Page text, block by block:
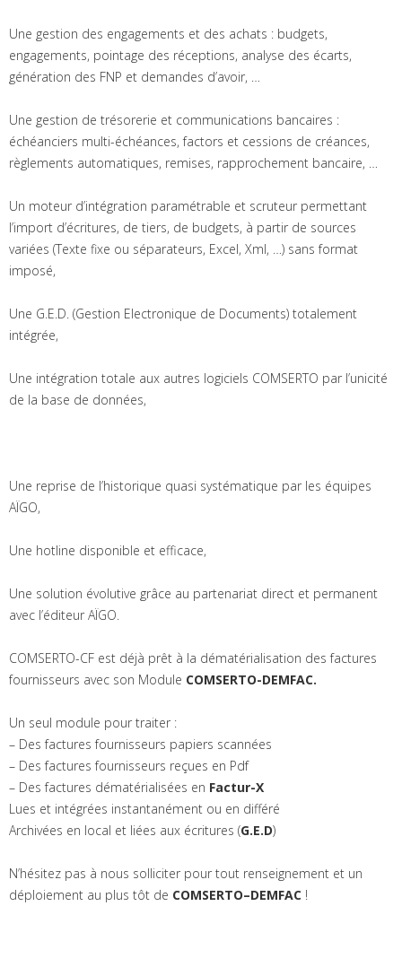
Une gestion des engagements et des achats : budgets,
engagements, pointage des réceptions, analyse des écarts,
génération des FNP et demandes d’avoir, …
Une gestion de trésorerie et communications bancaires :
échéanciers multi-échéances, factors et cessions de créances,
règlements automatiques, remises, rapprochement bancaire, …
Un moteur d’intégration paramétrable et scruteur permettant
l’import d’écritures, de tiers, de budgets, à partir de sources
variées (Texte fixe ou séparateurs, Excel, Xml, …) sans format
imposé,
Une G.E.D. (Gestion Electronique de Documents) totalement
intégrée,
Une intégration totale aux autres logiciels COMSERTO par l’unicité
de la base de données,
Une reprise de l’historique quasi systématique par les équipes
AÏGO,
Une hotline disponible et efficace,
Une solution évolutive grâce au partenariat direct et permanent
avec l’éditeur AÏGO.
COMSERTO-CF est déjà prêt à la dématérialisation des factures
fournisseurs avec son Module COMSERTO-DEMFAC.
Un seul module pour traiter :
– Des factures fournisseurs papiers scannées
– Des factures fournisseurs reçues en Pdf
– Des factures dématérialisées en Factur-X
Lues et intégrées instantanément ou en différé
Archivées en local et liées aux écritures (G.E.D)
N’hésitez pas à nous solliciter pour tout renseignement et un
déploiement au plus tôt de COMSERTO–DEMFAC !